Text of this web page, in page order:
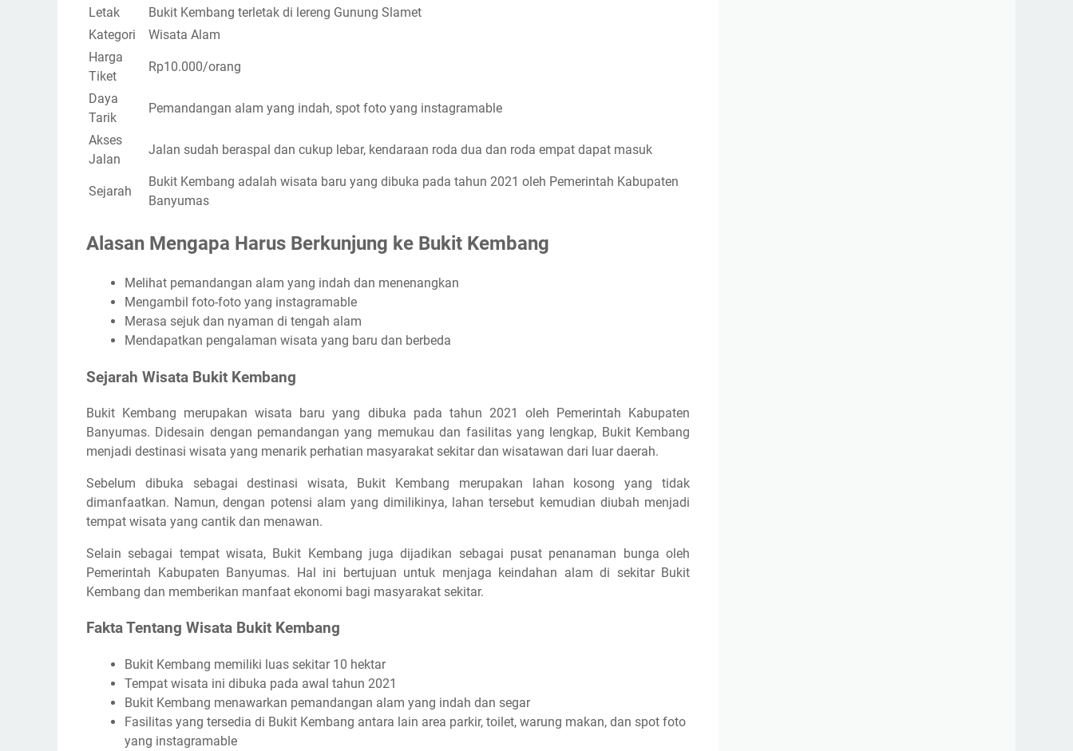
Letak
Bukit Kembang terletak di lereng Gunung Slamet
Kategori
Wisata Alam
Harga
Tiket
Rp10.000/orang
Daya
Tarik
Pemandangan alam yang indah, spot foto yang instagramable
Akses
Jalan
Jalan sudah beraspal dan cukup lebar, kendaraan roda dua dan roda empat dapat masuk
Sejarah
Bukit Kembang adalah wisata baru yang dibuka pada tahun 2021 oleh Pemerintah Kabupaten
Banyumas
Alasan Mengapa Harus Berkunjung ke Bukit Kembang
Melihat pemandangan alam yang indah dan menenangkan
Mengambil foto-foto yang instagramable
Merasa sejuk dan nyaman di tengah alam
Mendapatkan pengalaman wisata yang baru dan berbeda
Sejarah Wisata Bukit Kembang
Bukit Kembang merupakan wisata baru yang dibuka pada tahun 2021 oleh Pemerintah Kabupaten
Banyumas. Didesain dengan pemandangan yang memukau dan fasilitas yang lengkap, Bukit Kembang
menjadi destinasi wisata yang menarik perhatian masyarakat sekitar dan wisatawan dari luar daerah.
Sebelum dibuka sebagai destinasi wisata, Bukit Kembang merupakan lahan kosong yang tidak
dimanfaatkan. Namun, dengan potensi alam yang dimilikinya, lahan tersebut kemudian diubah menjadi
tempat wisata yang cantik dan menawan.
Selain sebagai tempat wisata, Bukit Kembang juga dijadikan sebagai pusat penanaman bunga oleh
Pemerintah Kabupaten Banyumas. Hal ini bertujuan untuk menjaga keindahan alam di sekitar Bukit
Kembang dan memberikan manfaat ekonomi bagi masyarakat sekitar.
Fakta Tentang Wisata Bukit Kembang
Bukit Kembang memiliki luas sekitar 10 hektar
Tempat wisata ini dibuka pada awal tahun 2021
Bukit Kembang menawarkan pemandangan alam yang indah dan segar
Fasilitas yang tersedia di Bukit Kembang antara lain area parkir, toilet, warung makan, dan spot foto
yang instagramable